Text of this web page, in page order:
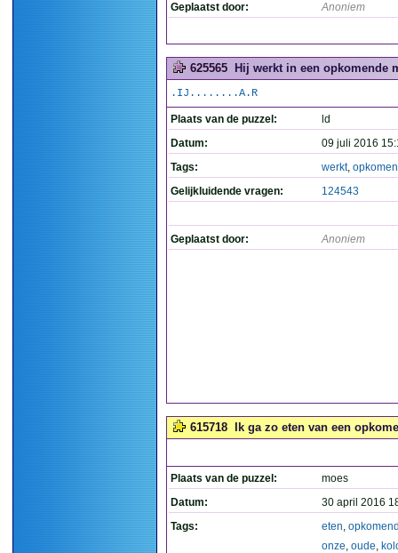
Geplaatst door: Anoniem
625565 Hij werkt in een opkomende
.IJ........A.R
Plaats van de puzzel:
ld
Datum:
09 juli 2016
Tags:
werkt,
Gelijkluidende vragen:
124543
Geplaatst door: Anoniem
615718 Ik ga zo eten van een
Plaats van de puzzel:
moes
Datum:
30 april 2016
Tags:
eten,
onze, oude,